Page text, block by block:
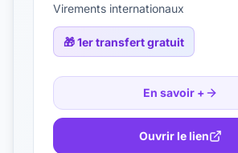
Virements internationaux
🎁1er transfert gratuit
En savoir +
Ouvrir le lien